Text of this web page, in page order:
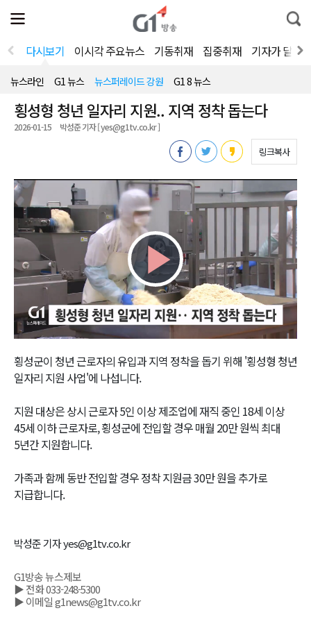
전
체
뉴
열
통
합
색
다시보기 이시각 주요뉴스 기동취재 집중취재 기자가 달려
뉴스라인 G1 뉴스 뉴스퍼레이드 강원 G1 8 뉴스
횡성형 청년 일자리 지원.. 지역 정착 돕는다
2026-01-15 박성준 기자 [ yes@g1tv.co.kr ]
링크복사
Play
Video
횡성군이 청년 근로자의 유입과 지역 정착을 돕기 위해 '횡성형 청년
일자리 지원 사업'에 나섭니다.
지원 대상은 상시 근로자 5인 이상 제조업에 재직 중인 18세 이상
45세 이하 근로자로, 횡성군에 전입할 경우 매월 20만 원씩 최대
5년간 지원합니다.
가족과 함께 동반 전입할 경우 정착 지원금 30만 원을 추가로
지급합니다.
박성준 기자 yes@g1tv.co.kr
G1방송 뉴스제보
▶ 전화 033-248-5300
▶ 이메일 g1news@g1tv.co.kr